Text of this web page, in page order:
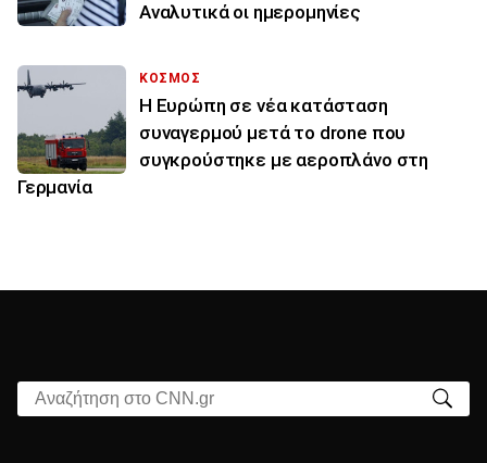
Αναλυτικά οι ημερομηνίες
ΚΟΣΜΟΣ
Η Ευρώπη σε νέα κατάσταση
συναγερμού μετά το drone που
συγκρούστηκε με αεροπλάνο στη
Γερμανία
Αναζήτηση στο CNN.gr